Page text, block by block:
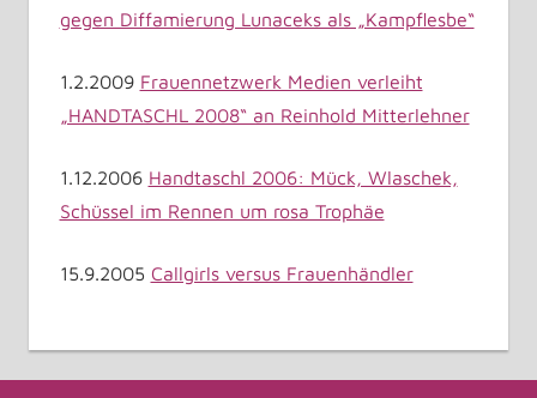
gegen Diffamierung Lunaceks als „Kampflesbe“
1.2.2009 Frauennetzwerk Medien verleiht
„HANDTASCHL 2008“ an Reinhold Mitterlehner
1.12.2006 Handtaschl 2006: Mück, Wlaschek,
Schüssel im Rennen um rosa Trophäe
15.9.2005 Callgirls versus Frauenhändler